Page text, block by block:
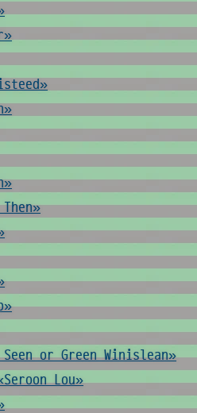
or Green Winislean»
Lou»